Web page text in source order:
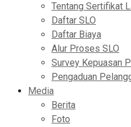
Tentang Sertifikat
Daftar SLO
Daftar Biaya
Alur Proses SLO
Survey Kepuasan
Pengaduan
Media
Berita
Foto